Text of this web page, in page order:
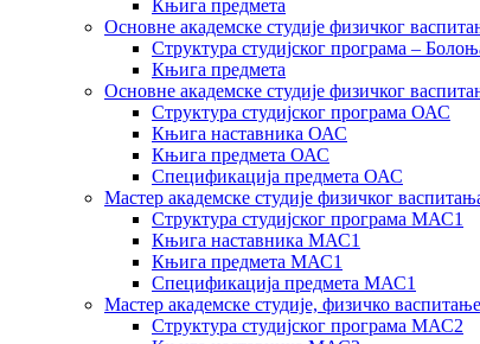
Књига предмета
Основне академске студије физичког
Структура студијског програма –
Књига предмета
Основне академске студије физичког
Структура студијског програма ОАС
Књига наставника ОАС
Књига предмета ОАС
Спецификација предмета ОАС
Мастер академске студије физичког
Структура студијског програма МАС1
Књига наставника МАС1
Књига предмета МАС1
Спецификација предмета МАС1
Мастер академске студије, физичко
Структура студијског програма МАС2